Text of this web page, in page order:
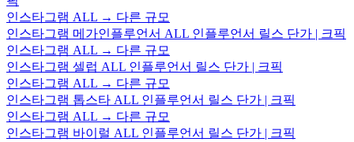
인스타그램 ALL → 다른 규모
인스타그램 메가인플루언서 ALL 인플루언서 릴스 단가 | 크픽
인스타그램 ALL → 다른 규모
인스타그램 셀럽 ALL 인플루언서 릴스 단가 | 크픽
인스타그램 ALL → 다른 규모
인스타그램 톱스타 ALL 인플루언서 릴스 단가 | 크픽
인스타그램 ALL → 다른 규모
인스타그램 바이럴 ALL 인플루언서 릴스 단가 | 크픽